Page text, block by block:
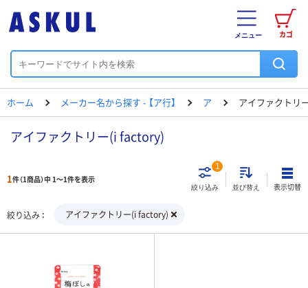
カゴ
メニュー
ホーム メーカー名から探す - 【ア行】 ア アイファクトリ
アイファクトリー(i factory)
1件（1商品）中 1～1件を表示
絞り込み
1
並び替え 表示切替
絞り込み アイファクトリー(i factory)